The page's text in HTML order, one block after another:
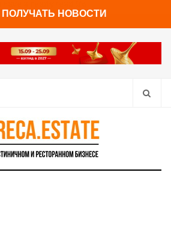
ПОЛУЧАТЬ НОВОСТИ